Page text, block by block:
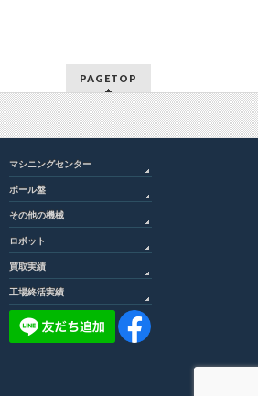
PAGETOP
マシニングセンター
ボール盤
その他の機械
ロボット
買取実績
工場終活実績